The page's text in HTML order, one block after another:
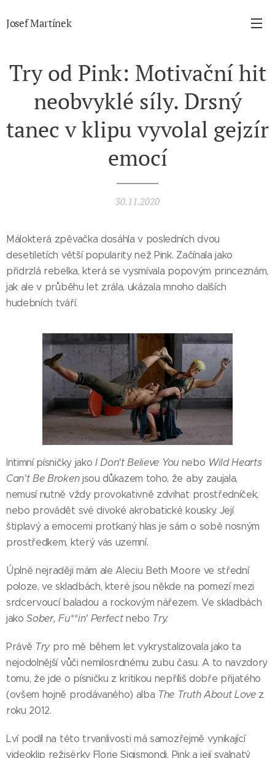
Josef Martínek
Try od Pink: Motivační hit
neobvyklé síly. Drsný
tanec v klipu vyvolal gejzír
emocí
30.11.2020
Málokterá zpěvačka dosáhla v posledních dvou
desetiletích větší popularity než Pink. Začínala jako
přidrzlá rebelka, která se vysmívala popovým princeznám,
jak ale v průběhu let zrála, ukázala mnoho dalších
hudebních tváří.
Intimní písničky jako I Don't Believe Younebo Wild Hearts
Can't Be Brokenjsou důkazem toho, že aby zaujala,
nemusí nutně vždy provokativně zdvihat prostředníček,
nebo provádět své divoké akrobatické kousky. Její
štiplavý a emocemi protkaný hlas je sám o sobě nosným
prostředkem, který vás uzemní.
Úplně nejraději mám ale Aleciu Beth Moore ve střední
poloze, ve skladbách, které jsou někde na pomezí mezi
srdcervoucí baladou a rockovým nářezem. Ve skladbách
jakoSober, Fu**in' Perfectnebo Try.
Právě Trypro mě během let vykrystalizovala jako ta
nejodolnější vůči nemilosrdnému zubu času. A to navzdory
tomu, že jde o písničku z kritikou nepříliš dobře přijatého
(ovšem hojně prodávaného) alba The Truth About Lovez
roku 2012.
Lví podíl na této trvanlivosti má samozřejmě vynikající
videoklip režisérky Florie Sigismondi. Pink a její svalnatý